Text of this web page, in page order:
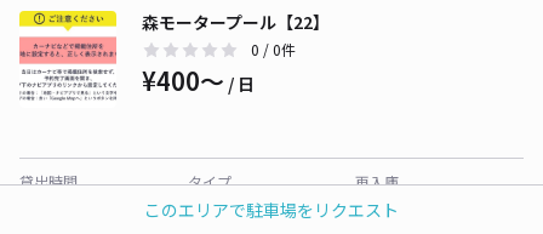
このエリアで駐車場をリクエスト
森モータープール【22】
0 / 0件
¥400〜 / 日
貸出時間
タイプ
平置き
再入庫
可